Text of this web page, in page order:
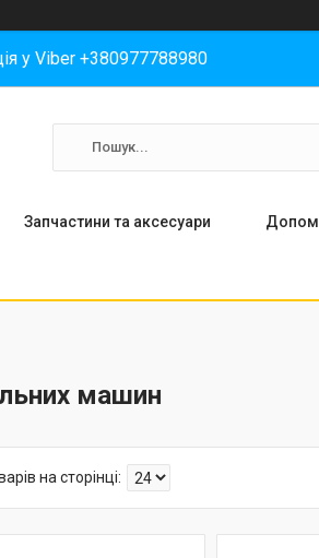
у Viber +380977788980
Запчастини та аксесуари
машин